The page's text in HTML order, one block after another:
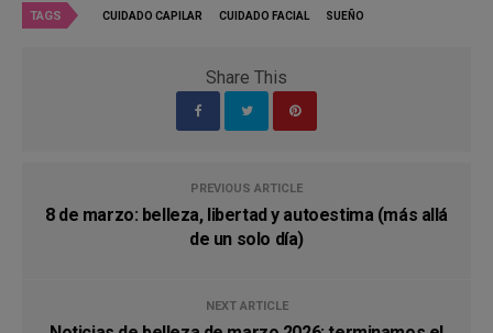
TAGS CUIDADO CAPILAR CUIDADO FACIAL SUEÑO
Share This
PREVIOUS ARTICLE
8 de marzo: belleza, libertad y autoestima (más allá
de un solo día)
NEXT ARTICLE